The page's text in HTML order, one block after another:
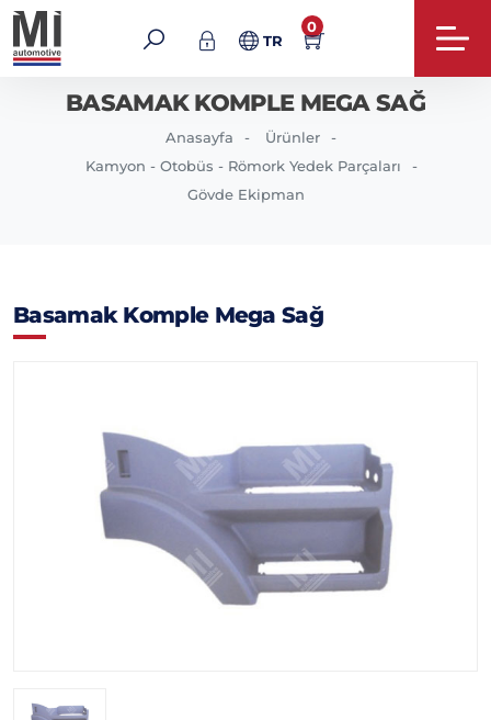
TR
0
BASAMAK KOMPLE MEGA SAĞ
Anasayfa
Ürünler
Kamyon - Otobüs - Römork Yedek Parçaları
Gövde Ekipman
Basamak Komple Mega Sağ